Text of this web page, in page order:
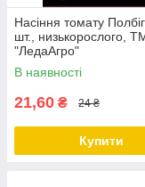
Насіння томату
шт., низькорослого,
"ЛедаАгро"
В наявності
21,60 ₴ 24 ₴
Купити